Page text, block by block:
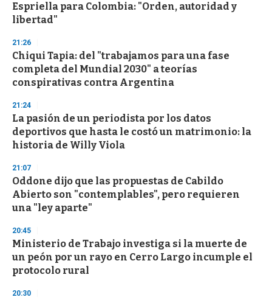
Espriella para Colombia: "Orden, autoridad y
libertad"
21:26
Chiqui Tapia: del "trabajamos para una fase
completa del Mundial 2030" a teorías
conspirativas contra Argentina
21:24
La pasión de un periodista por los datos
deportivos que hasta le costó un matrimonio: la
historia de Willy Viola
21:07
Oddone dijo que las propuestas de Cabildo
Abierto son "contemplables", pero requieren
una "ley aparte"
20:45
Ministerio de Trabajo investiga si la muerte de
un peón por un rayo en Cerro Largo incumple el
protocolo rural
20:30